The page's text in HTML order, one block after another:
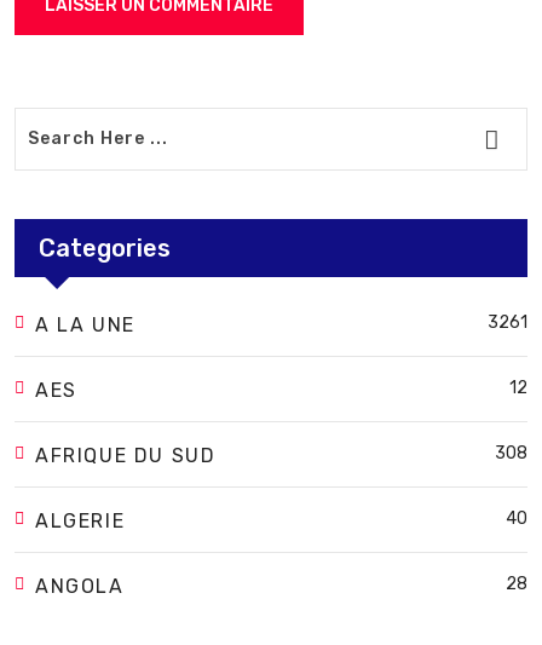
Categories
A LA UNE 3261
AES 12
AFRIQUE DU SUD 308
ALGERIE 40
ANGOLA 28